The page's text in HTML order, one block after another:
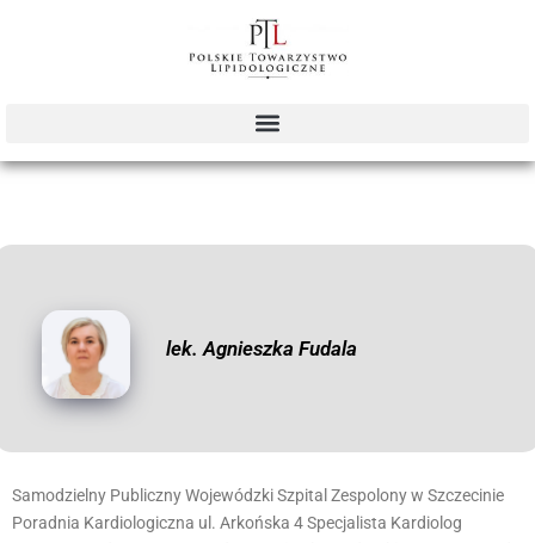
lek. Agnieszka Fudala
Samodzielny Publiczny Wojewódzki Szpital Zespolony w Szczecinie
Poradnia Kardiologiczna ul. Arkońska 4 Specjalista Kardiolog